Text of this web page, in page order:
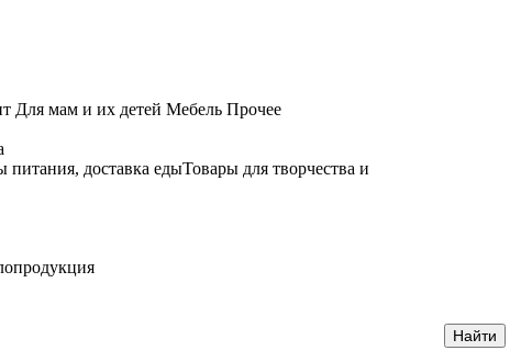
Для мам и их детей Мебель Прочее
питания, доставка едыТовары для творчества и